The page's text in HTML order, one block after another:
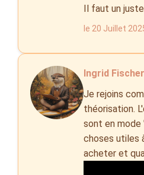
Il faut un
le 20 Juillet
Ingrid
Je rejoins
théorisation.
sont en
choses utiles
acheter et